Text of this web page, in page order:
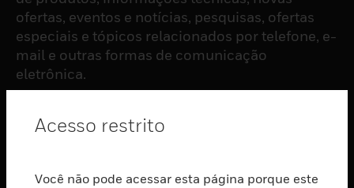
ofertas, eventos e notícias, pesquisas, ofertas
especiais e tópicos relacionados por telefone, e-
mail e outras formas de comunicação
eletrônica.
ASSINAR
PRODUTOS
Acesso restrito
Você não pode acessar esta página porque este